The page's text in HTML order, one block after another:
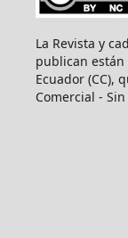
La Revista y
publican
Ecuador (CC),
Comercial -